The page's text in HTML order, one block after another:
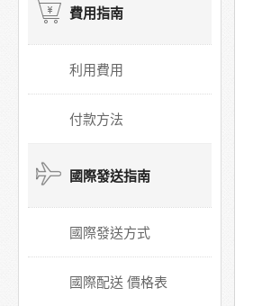
費用指南
利用費用
付款方法
國際發送指南
國際發送方式
國際配送 價格表